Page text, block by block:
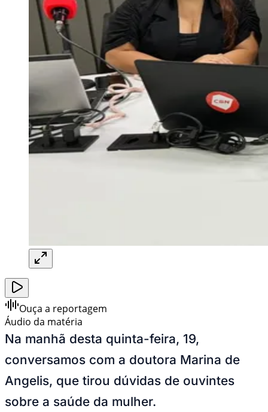
Ouça a reportagem
Áudio da matéria
Na manhã desta quinta-feira, 19,
conversamos com a doutora Marina de
Angelis, que tirou dúvidas de ouvintes
sobre a saúde da mulher.